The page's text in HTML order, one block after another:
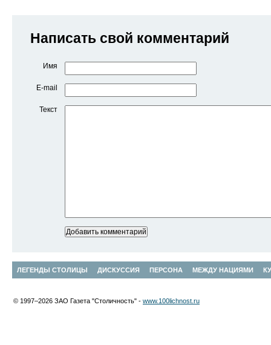
Написать свой комментарий
Имя
E-mail
Текст
ЛЕГЕНДЫ СТОЛИЦЫ ДИСКУССИЯ ПЕРСОНА МЕЖДУ НАЦИЯМИ
© 1997–2026 ЗАО Газета "Столичность" - www.100lichnost.ru